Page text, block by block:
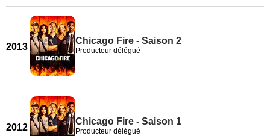
2013
Chicago Fire - Saison 2
Producteur délégué
2012
Chicago Fire - Saison 1
Producteur délégué